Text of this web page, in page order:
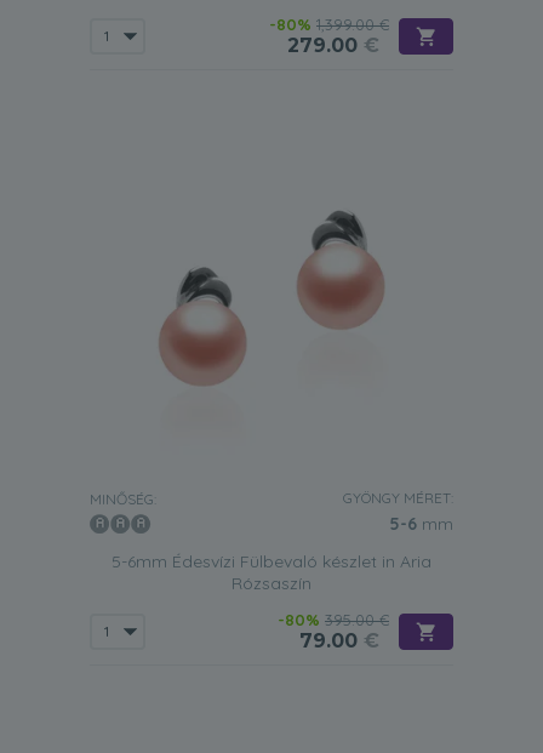
-80% 1,399.00 €
279.00 €
MINŐSÉG: GYÖNGY MÉRET:
5-6 mm
5-6mm Édesvízi Fülbevaló készlet in Aria
Rózsaszín
-80% 395.00 €
79.00 €